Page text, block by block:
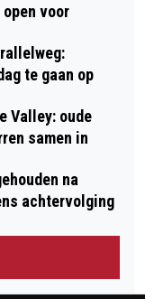
voor
te gaan op
Valley: oude
samen in
na
achtervolging